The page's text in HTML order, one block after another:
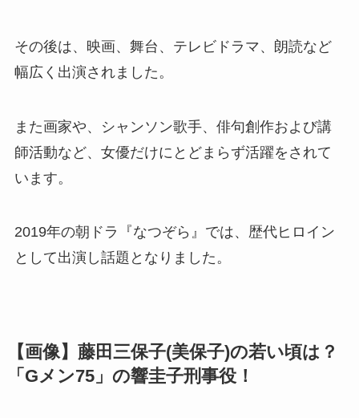
その後は、映画、舞台、テレビドラマ、朗読など
幅広く出演されました。
また画家や、シャンソン歌手、俳句創作および講
師活動など、女優だけにとどまらず活躍をされて
います。
2019年の朝ドラ『なつぞら』では、歴代ヒロイン
として出演し話題となりました。
【画像】藤田三保子(美保子)の若い頃は？
「Gメン75」の響圭子刑事役！